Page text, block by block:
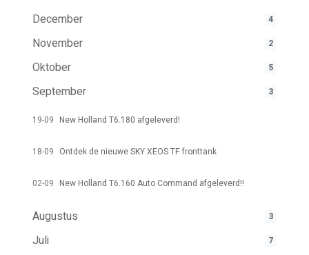
December 4
November 2
Oktober 5
September 3
19-09 New Holland T6.180 afgeleverd!
18-09 Ontdek de nieuwe SKY XEOS TF fronttank
02-09 New Holland T6.160 Auto Command afgeleverd!!
Augustus 3
Juli 7